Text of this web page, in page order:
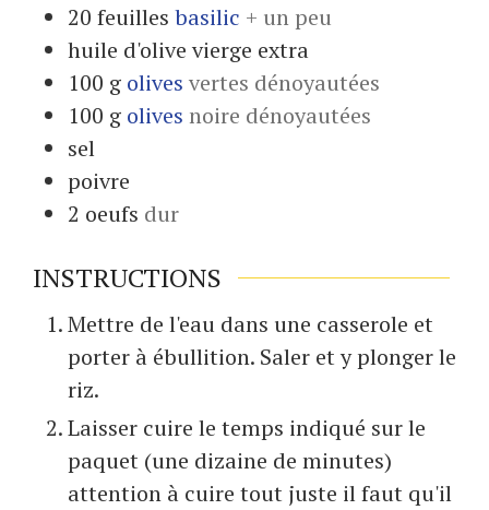
20 feuilles basilic + un peu
huile d'olive vierge extra
100 g olives vertes dénoyautées
100 g olives noire dénoyautées
sel
poivre
2 oeufs dur
INSTRUCTIONS
Mettre de l'eau dans une casserole et
porter à ébullition. Saler et y plonger le
riz.
Laisser cuire le temps indiqué sur le
paquet (une dizaine de minutes)
attention à cuire tout juste il faut qu'il